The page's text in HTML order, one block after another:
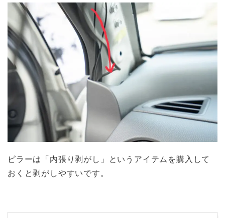
ピラーは「内張り剥がし 」というアイテムを購入して
おくと剥がしやすいです。